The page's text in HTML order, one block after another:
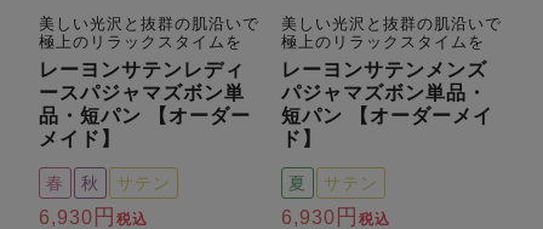
美しい光沢と抜群の肌沿いで
極上のリラックスタイムを
レーヨンサテンレディ
ースパジャマズボン単
品・短パン 【オーダー
メイド】
春 秋 サテン
6,930 税込
美しい光沢と抜群の肌沿いで
極上のリラックスタイムを
レーヨンサテンメンズ
パジャマズボン単品・
短パン 【オーダーメイ
ド】
夏 サテン
6,930 税込